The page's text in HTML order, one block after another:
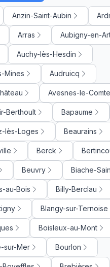
Anzin-Saint-Aubin
Arras Aubigny-en-
Auchy-lès-Hesdin
Mines Audruicq
Avesnes-le-Comte
Berthoult Bapaume
lès-Loges Beaurains
Berck
Beuvry Biache-
au-Bois Billy-Berclau
Blangy-sur-Ternoise
Boisleux-au-Mont
sur-Mer Bourlon